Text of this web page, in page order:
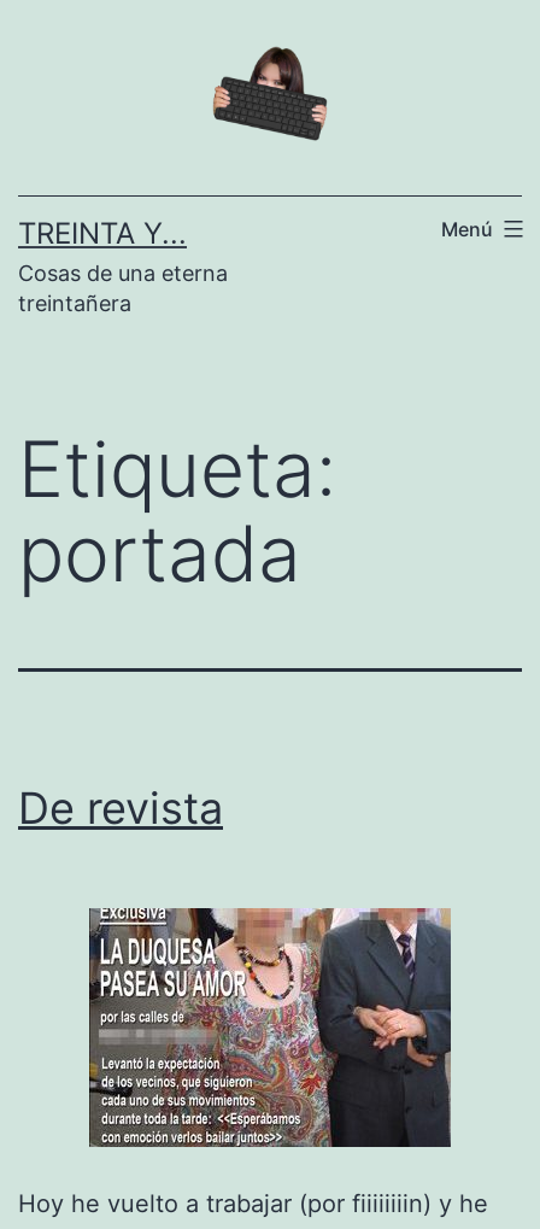
TREINTA Y...
Cosas de una eterna
treintañera
Menú
Etiqueta:
portada
De revista
Hoy he vuelto a trabajar (por fiiiiiiiin) y he